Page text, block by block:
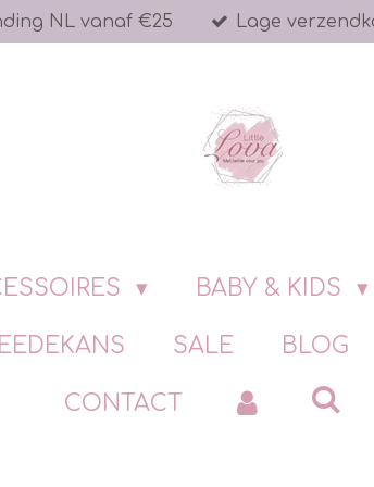
NL vanaf €25 Lage
BABY & KIDS
SALE BLOG
CONTACT